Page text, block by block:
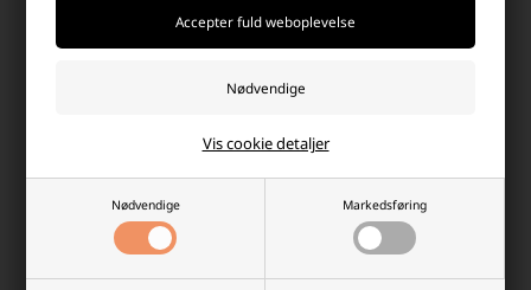
Nødvendige Markedsføring
Vis cookie detaljer
Camelion Digi Alkaline AAA
Batterier (LR03) 1,5 V, 48 stk.
Camelion CR2032 3V Lithium
Batterier, 5 pak
37,95 DKK
Hvorfor handle hos batterilageret?
Der er mange gode grunde, men her er et par